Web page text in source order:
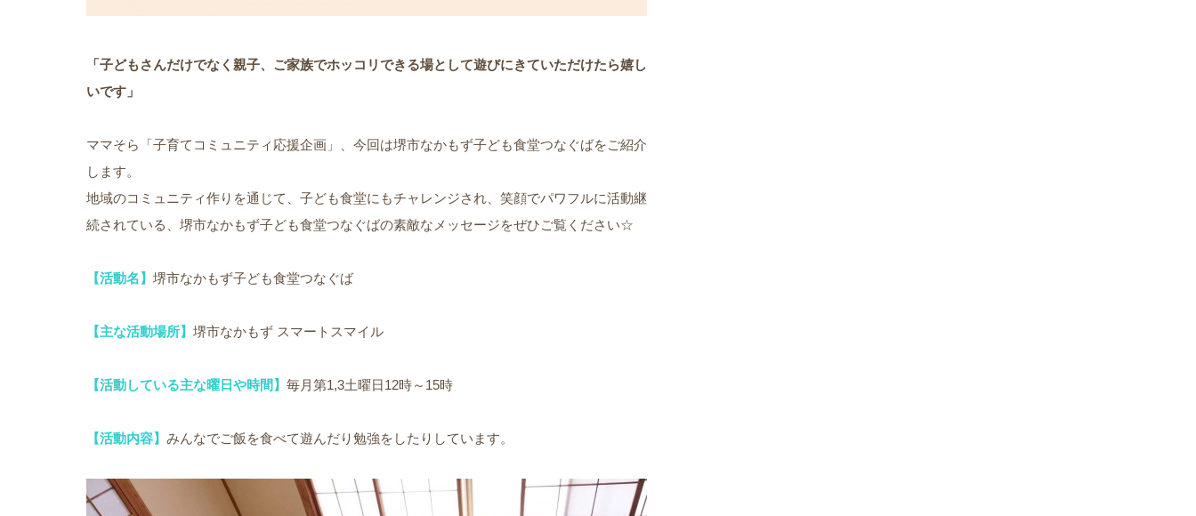
「子どもさんだけでなく親子、ご家族でホッコリできる場として遊びにきていただけたら嬉し
いです」
ママそら「子育てコミュニティ応援企画」、今回は堺市なかもず子ども食堂つなぐばをご紹介
します。
地域のコミュニティ作りを通じて、子ども食堂にもチャレンジされ、笑顔でパワフルに活動継
続されている、堺市なかもず子ども食堂つなぐばの素敵なメッセージをぜひご覧ください☆
【活動名】 堺市なかもず子ども食堂つなぐば
【主な活動場所】 堺市なかもず スマートスマイル
【活動している主な曜日や時間】 毎月第1,3土曜日12時～15時
【活動内容】 みんなでご飯を食べて遊んだり勉強をしたりしています。